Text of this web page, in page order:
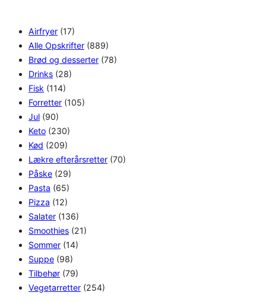
Airfryer (17)
Alle Opskrifter (889)
Brød og desserter (78)
Drinks (28)
Fisk (114)
Forretter (105)
Jul (90)
Keto (230)
Kød (209)
Lækre efterårsretter (70)
Påske (29)
Pasta (65)
Pizza (12)
Salater (136)
Smoothies (21)
Sommer (14)
Suppe (98)
Tilbehør (79)
Vegetarretter (254)